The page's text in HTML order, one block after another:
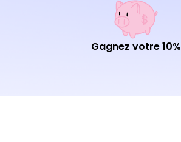
Gagnez votre 10%